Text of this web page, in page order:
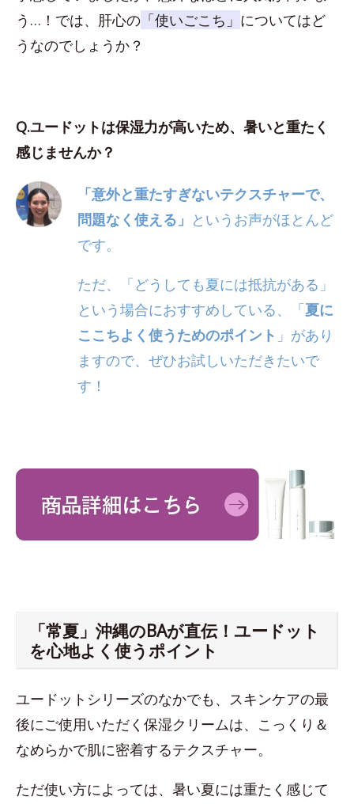
う…！では、肝心の 「使いごこち」 についてはど
うなのでしょうか？
Q.ユードットは保湿力が高いため、暑いと重たく
感じませんか？
「意外と重たすぎないテクスチャーで、
問題なく使える」 というお声がほとんど
です。
ただ、「どうしても夏には抵抗がある」
という場合におすすめしている、「夏に
ここちよく使うためのポイント 」があり
ますので、ぜひお試しいただきたいで
す！
「常夏」沖縄のBAが直伝！ユードット
を心地よく使うポイント
ユードットシリーズのなかでも、スキンケアの最
後にご使用いただく保湿クリームは、こっくり＆
なめらかで肌に密着するテクスチャー。
ただ使い方によっては、暑い夏には重たく感じて